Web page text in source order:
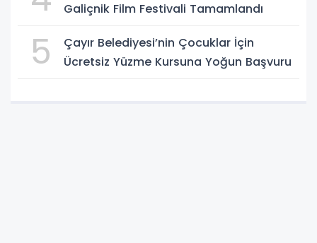
Galiçnik Film Festivali Tamamlandı
5
Çayır Belediyesi’nin Çocuklar İçin
Ücretsiz Yüzme Kursuna Yoğun Başvuru